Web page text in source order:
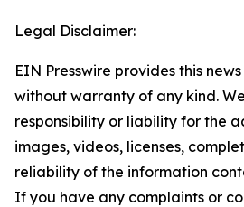
Legal Disclaimer:
EIN Presswire provides this
without warranty of any kind.
responsibility or liability for the
images, videos, licenses,
reliability of the information
If you have any complaints or